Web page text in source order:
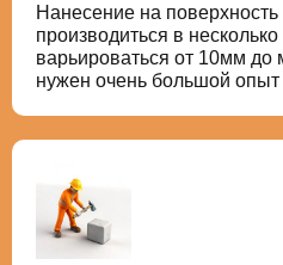
Нанесение на поверхность
производиться в
варьироваться от 10мм до
нужен очень большой опыт